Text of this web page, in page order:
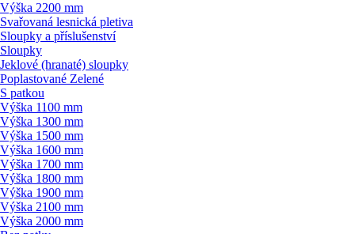
Výška 2200 mm
Svařovaná lesnická pletiva
Sloupky a příslušenství
Sloupky
Jeklové (hranaté) sloupky
Poplastované Zelené
S patkou
Výška 1100 mm
Výška 1300 mm
Výška 1500 mm
Výška 1600 mm
Výška 1700 mm
Výška 1800 mm
Výška 1900 mm
Výška 2100 mm
Výška 2000 mm